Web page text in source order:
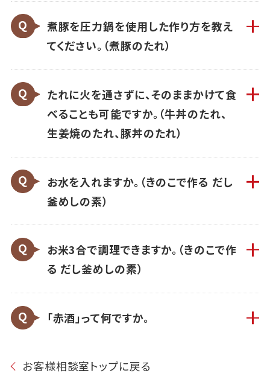
煮豚を圧力鍋を使用した作り方を教え
てください。（煮豚のたれ）
たれに火を通さずに、そのままかけて食
べることも可能ですか。（牛丼のたれ、
生姜焼のたれ、豚丼のたれ）
お水を入れますか。（きのこで作る だし
釜めしの素）
お米3合で調理できますか。（きのこで作
る だし釜めしの素）
「赤酒」って何ですか。
お客様相談室トップに戻る